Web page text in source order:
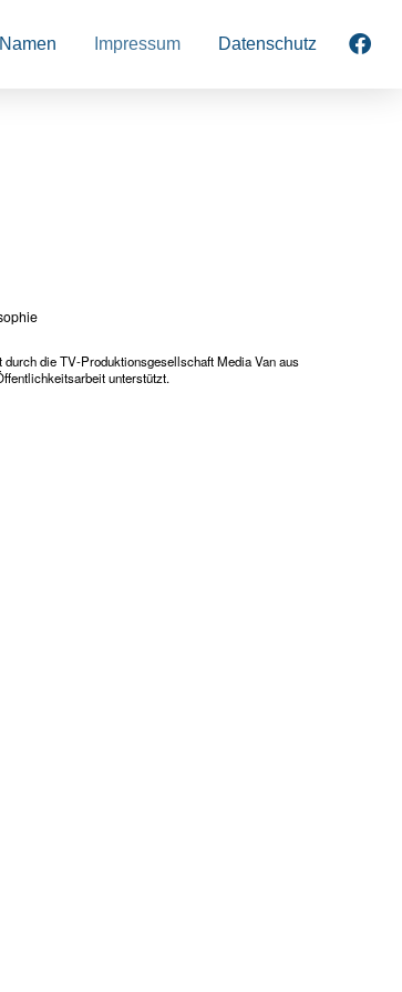
Namen Impressum Datenschutz
die TV-Produktionsgesellschaft Media Van aus
unterstützt.